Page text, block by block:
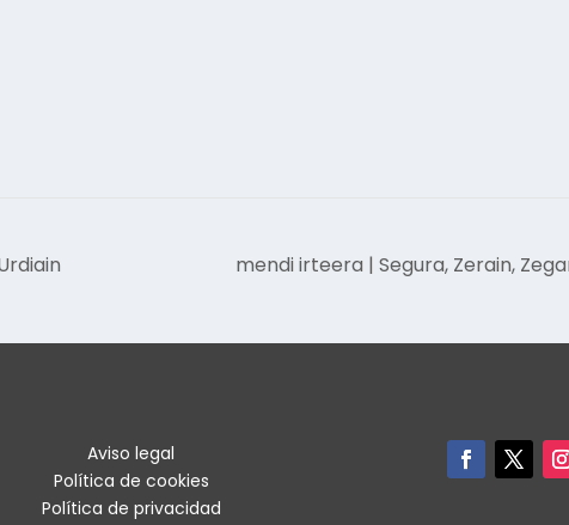
mendi irteera | Segura, Zerain,
Aviso legal
Política de cookies
Política de privacidad